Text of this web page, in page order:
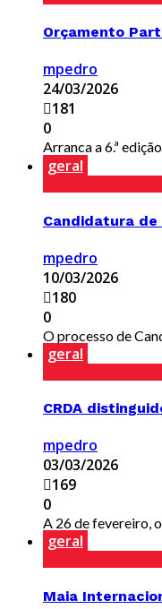
Orçamento
mpedro
24/03/2026
181
0
Arranca a 6.ª
geral
Candidatura de
mpedro
10/03/2026
180
0
O processo de
geral
CRDA
mpedro
03/03/2026
169
0
A 26 de fevereiro,
geral
Maia